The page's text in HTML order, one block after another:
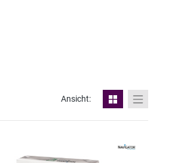
Ansicht: